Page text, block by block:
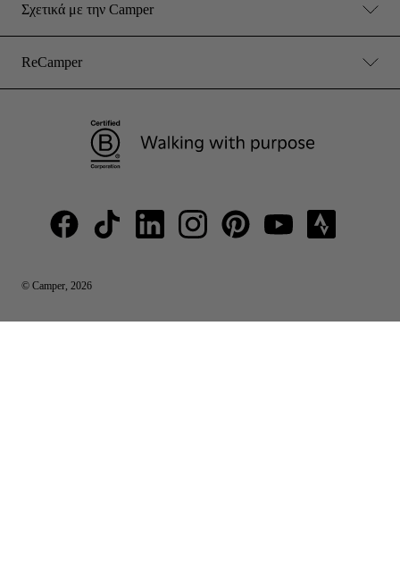
Σχετικά με την Camper
ReCamper
© Camper, 2026